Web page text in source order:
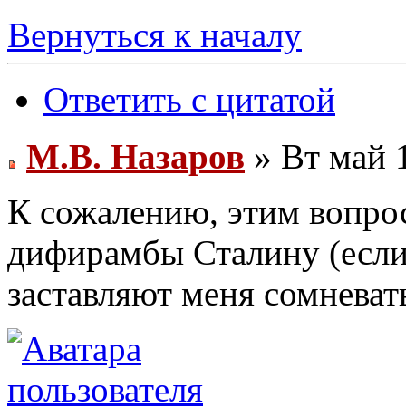
Вернуться к началу
Ответить с цитатой
М.В. Назаров » Вт май
К сожалению, этим
дифирамбы Сталину
заставляют меня